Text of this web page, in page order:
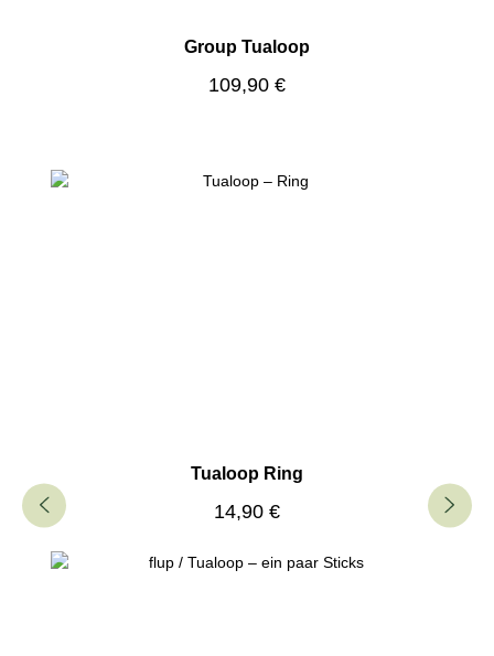
Group Tualoop
Regulärer Preis:
109,90 €
Produktgalerie überspringen
Tualoop Ring
Regulärer Preis:
14,90 €